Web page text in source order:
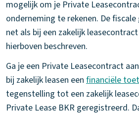
mogelijk om je Private
onderneming te rekenen. De
net als bij een zakelijk
hierboven beschreven.
Ga je een Private Leasecontract
bij zakelijk leasen een financiële
tegenstelling tot een zakelijk
Private Lease BKR geregistreerd.